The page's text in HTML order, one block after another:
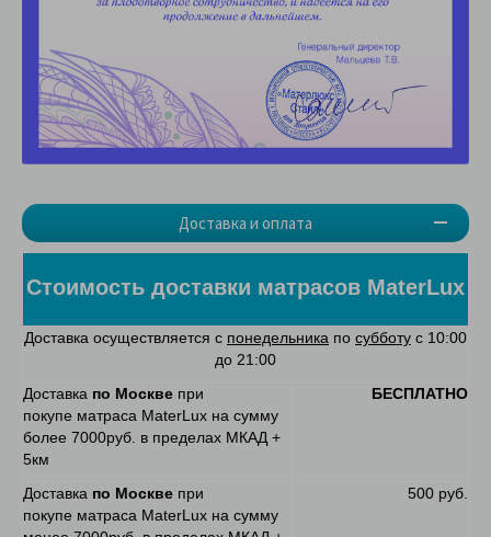
Доставка и оплата
Стоимость доставки матрасов MaterLux
Доставка осуществляется с понедельника по субботу с 10:00
до 21:00
Доставка по Москве при
покупе матраса MaterLux на сумму
более 7000руб. в пределах МКАД +
5км
БЕСПЛАТНО
Доставка по Москве при
покупе матраса MaterLux на сумму
500 руб.